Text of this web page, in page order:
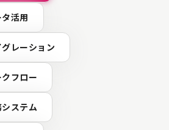
活用
レーション
クフロー
ステム